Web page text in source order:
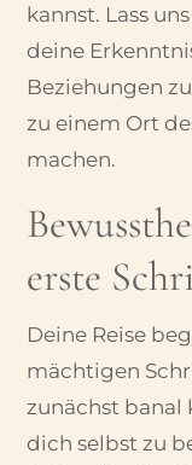
kannst. Lass
deine
Beziehungen
zu einem Ort
machen.
erste
Deine Reise
mächtigen
zunächst banal
dich selbst zu